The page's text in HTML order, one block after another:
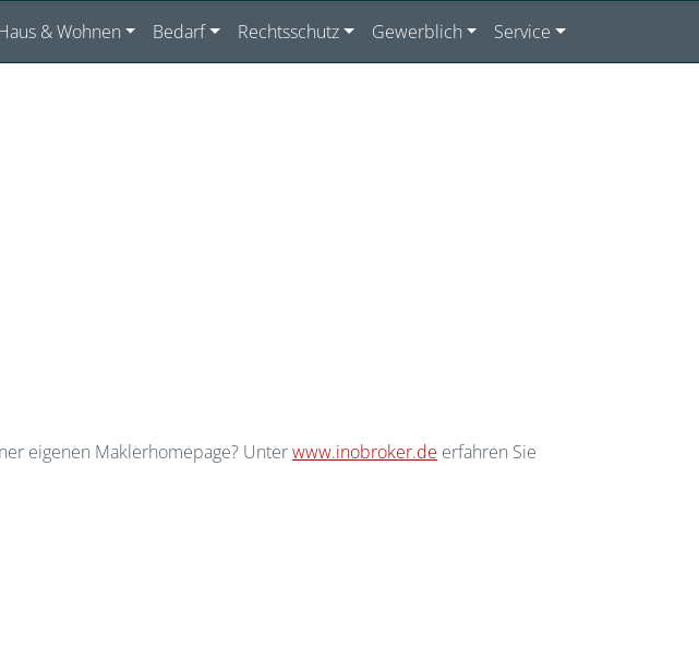
& Wohnen Bedarf Rechtsschutz Gewerblich Service
eigenen Maklerhomepage? Unterwww.inobroker.de erfahren Sie